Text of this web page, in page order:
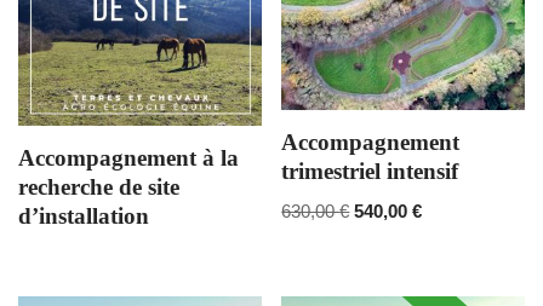
Accompagnement à la
recherche de site
d’installation
Accompagnement
trimestriel intensif
630,00€ 540,00€